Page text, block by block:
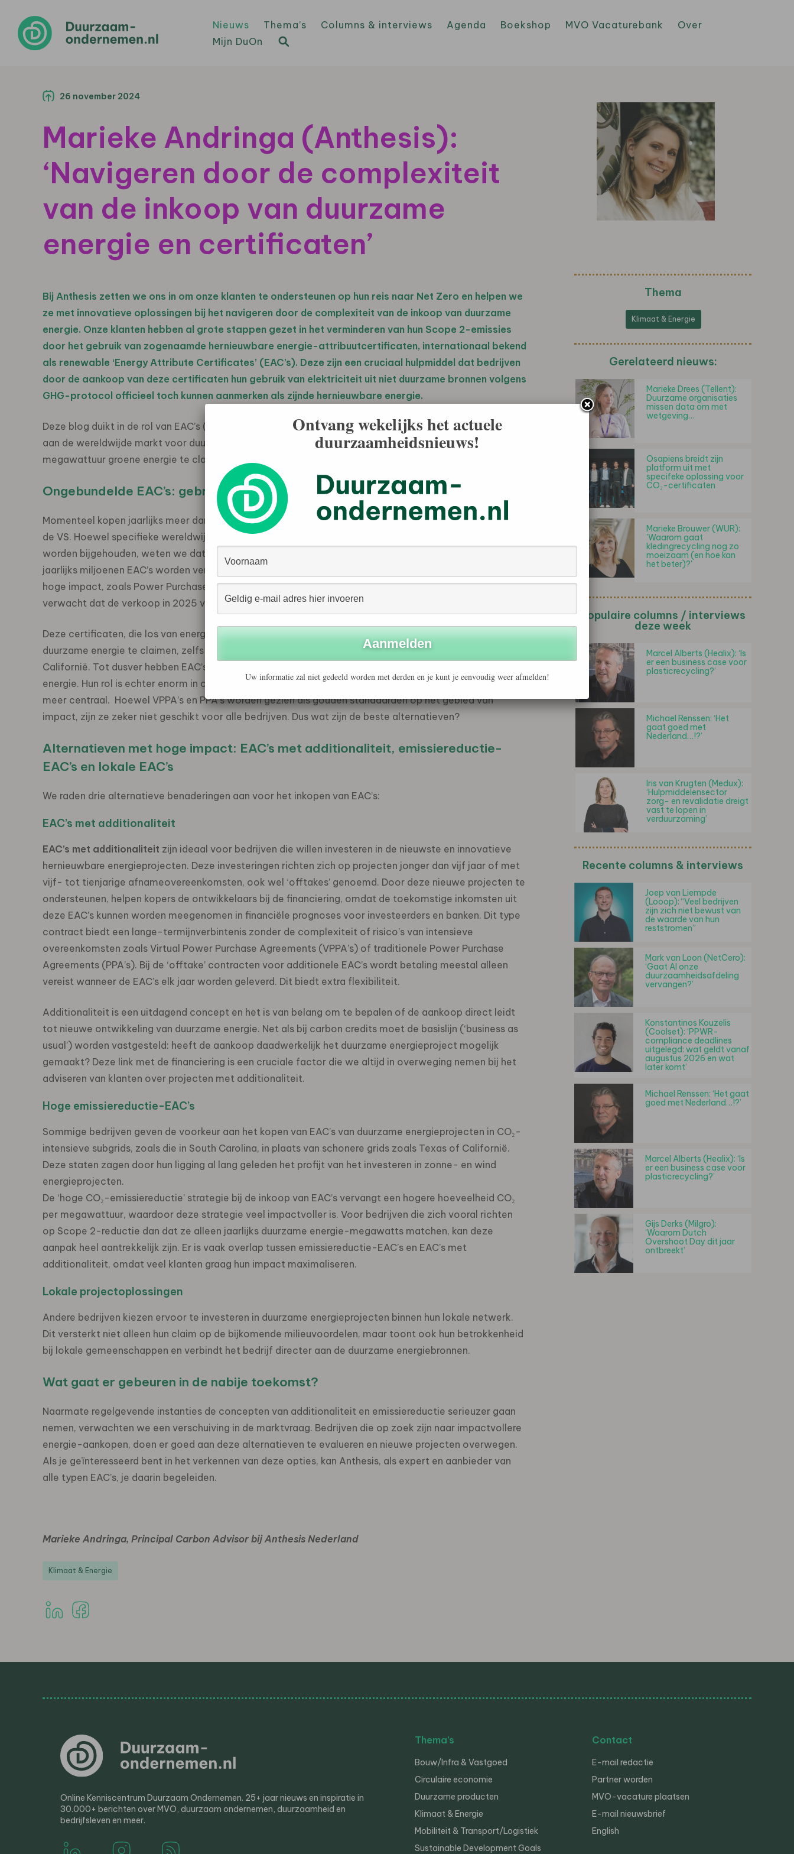
Nieuws Thema’s Columns & interviews Agenda Boekshop MVO Vacaturebank
Over
Mijn DuOn
26 november 2024
Marieke Andringa (Anthesis):
‘Navigeren door de complexiteit
van de inkoop van duurzame
energie en certificaten’
Bij Anthesis zetten we ons in om onze klanten te ondersteunen op hun reis naar Net Zero en helpen we
ze met innovatieve oplossingen bij het navigeren door de complexiteit van de inkoop van duurzame
energie. Onze klanten hebben al grote stappen gezet in het verminderen van hun Scope 2-emissies
door het gebruik van zogenaamde hernieuwbare energie-attribuutcertificaten, internationaal bekend
als renewable ‘Energy Attribute Certificates’ (EAC’s). Deze zijn een cruciaal hulpmiddel dat bedrijven
door de aankoop van deze certificaten hun gebruik van elektriciteit uit niet duurzame bronnen volgens
GHG-protocol officieel toch kunnen aanmerken als zijnde hernieuwbare energie.
Deze blog duikt in de rol van EAC’s (Energy Attribute Certificates) in verschillende regio’s, hun bijdrage
aan de wereldwijde markt voor duurzame energie en hoe ze bedrijven in staat stellen om één
megawattuur groene energie te claimen die aan het net wordt toegevoegd.
Ongebundelde EAC’s: gebruikelijk maar de impact is beperkt.
Momenteel kopen jaarlijks meer dan 300.000 bedrijven losse Renewable Energy Certificates (REC’s) in
de VS. Hoewel specifieke wereldwijde aantallen niet in alle regio’s op dezelfde manier en consistent
worden bijgehouden, weten we dat over Noord-Amerika, Europa, Azië en diverse opkomende markten
jaarlijks miljoenen EAC’s worden verhandeld. Aangezien de interesse groeit in alternatieven met een
hoge impact, zoals Power Purchase Agreements (PPA’s) of specifiekere EAC’s met additionaliteit, wordt
verwacht dat de verkoop in 2025 verder zal stijgen.
Deze certificaten, die los van energie worden ingekocht, stellen bedrijven in staat om het gebruik van
duurzame energie te claimen, zelfs als de energie zelf afkomstig is van schonere grids zoals Texas of
Californië. Tot dusver hebben EAC’s een cruciale rol gespeeld in de explosieve groei van duurzame
energie. Hun rol is echter enorm in ontwikkeling en hun potentieel voor een grotere impact staat steeds
meer centraal. Hoewel VPPA’s en PPA’s worden gezien als gouden standaarden op het gebied van
impact, zijn ze zeker niet geschikt voor alle bedrijven. Dus wat zijn de beste alternatieven?
Alternatieven met hoge impact: EAC’s met additionaliteit, emissiereductie-
EAC’s en lokale EAC’s
We raden drie alternatieve benaderingen aan voor het inkopen van EAC’s:
EAC’s met additionaliteit
EAC’s met additionaliteit zijn ideaal voor bedrijven die willen investeren in de nieuwste en innovatieve
hernieuwbare energieprojecten. Deze investeringen richten zich op projecten jonger dan vijf jaar of met
vijf- tot tienjarige afnameovereenkomsten, ook wel ‘offtakes’ genoemd. Door deze nieuwe projecten te
ondersteunen, helpen kopers de ontwikkelaars bij de financiering, omdat de toekomstige inkomsten uit
deze EAC’s kunnen worden meegenomen in financiële prognoses voor investeerders en banken. Dit type
contract biedt een lange-termijnverbintenis zonder de complexiteit of risico’s van intensieve
overeenkomsten zoals Virtual Power Purchase Agreements (VPPA’s) of traditionele Power Purchase
Agreements (PPA’s). Bij de ‘offtake’ contracten voor additionele EAC’s wordt betaling meestal alleen
vereist wanneer de EAC’s elk jaar worden geleverd. Dit biedt extra flexibiliteit.
Additionaliteit is een uitdagend concept en het is van belang om te bepalen of de aankoop direct leidt
tot nieuwe ontwikkeling van duurzame energie. Net als bij carbon credits moet de basislijn (‘business as
usual’) worden vastgesteld: heeft de aankoop daadwerkelijk het duurzame energieproject mogelijk
gemaakt? Deze link met de financiering is een cruciale factor die we altijd in overweging nemen bij het
adviseren van klanten over projecten met additionaliteit.
Hoge emissiereductie-EAC’s
Sommige bedrijven geven de voorkeur aan het kopen van EAC’s van duurzame energieprojecten in CO₂-
intensieve subgrids, zoals die in South Carolina, in plaats van schonere grids zoals Texas of Californië.
Deze staten zagen door hun ligging al lang geleden het profijt van het investeren in zonne- en wind
energieprojecten.
De ‘hoge CO₂-emissiereductie’ strategie bij de inkoop van EAC’s vervangt een hogere hoeveelheid CO₂
per megawattuur, waardoor deze strategie veel impactvoller is. Voor bedrijven die zich vooral richten
op Scope 2-reductie dan dat ze alleen jaarlijks duurzame energie-megawatts matchen, kan deze
aanpak heel aantrekkelijk zijn. Er is vaak overlap tussen emissiereductie-EAC’s en EAC’s met
additionaliteit, omdat veel klanten graag hun impact maximaliseren.
Lokale projectoplossingen
Andere bedrijven kiezen ervoor te investeren in duurzame energieprojecten binnen hun lokale netwerk.
Dit versterkt niet alleen hun claim op de bijkomende milieuvoordelen, maar toont ook hun betrokkenheid
bij lokale gemeenschappen en verbindt het bedrijf directer aan de duurzame energiebronnen.
Wat gaat er gebeuren in de nabije toekomst?
Naarmate regelgevende instanties de concepten van additionaliteit en emissiereductie serieuzer gaan
nemen, verwachten we een verschuiving in de marktvraag. Bedrijven die op zoek zijn naar impactvollere
energie-aankopen, doen er goed aan deze alternatieven te evalueren en nieuwe projecten overwegen.
Als je geïnteresseerd bent in het verkennen van deze opties, kan Anthesis, als expert en aanbieder van
alle typen EAC’s, je daarin begeleiden.
Marieke Andringa, Principal Carbon Advisor bij Anthesis Nederland
Klimaat & Energie
Thema
Klimaat & Energie
Gerelateerd nieuws:
Marieke Drees (Tellent):
Duurzame organisaties
missen data om met
wetgeving…
Osapiens breidt zijn
platform uit met
specifeke oplossing voor
CO₂-certificaten
Marieke Brouwer (WUR):
'Waarom gaat
kledingrecycling nog zo
moeizaam (en hoe kan
het beter)?'
Populaire columns / interviews
deze week
Marcel Alberts (Healix): ‘Is
er een business case voor
plasticrecycling?’
Michael Renssen: ‘Het
gaat goed met
Nederland…!?’
Iris van Krugten (Medux):
‘Hulpmiddelensector
zorg- en revalidatie dreigt
vast te lopen in
verduurzaming’
Recente columns & interviews
Joep van Liempde
(Looop): “Veel bedrijven
zijn zich niet bewust van
de waarde van hun
reststromen”
Mark van Loon (NetCero):
‘Gaat AI onze
duurzaamheidsafdeling
vervangen?’
Konstantinos Kouzelis
(Coolset): ‘PPWR-
compliance deadlines
uitgelegd: wat geldt vanaf
augustus 2026 en wat
later komt’
Michael Renssen: ‘Het gaat
goed met Nederland…!?’
Marcel Alberts (Healix): ‘Is
er een business case voor
plasticrecycling?’
Gijs Derks (Milgro):
‘Waarom Dutch
Overshoot Day dit jaar
ontbreekt’
Online Kenniscentrum Duurzaam Ondernemen. 25+ jaar nieuws en inspiratie in
30.000+ berichten over MVO, duurzaam ondernemen, duurzaamheid en
bedrijfsleven en meer.
Thema’s
Bouw/Infra & Vastgoed
Circulaire economie
Duurzame producten
Klimaat & Energie
Mobiliteit & Transport/Logistiek
Sustainable Development Goals
Contact
E-mail redactie
Partner worden
MVO-vacature plaatsen
E-mail nieuwsbrief
English
Ontvang wekelijks het actuele
duurzaamheidsnieuws!
Uw informatie zal niet gedeeld worden met derden en je kunt je eenvoudig weer afmelden!